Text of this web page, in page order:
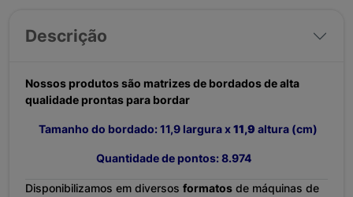
Descrição
Nossos produtos são matrizes de bordados de alta
qualidade prontas para bordar
Tamanho do bordado: 11,9 largura x11,9 altura (cm)
Quantidade de pontos: 8.974
Disponibilizamos em diversos formatos de máquinas de